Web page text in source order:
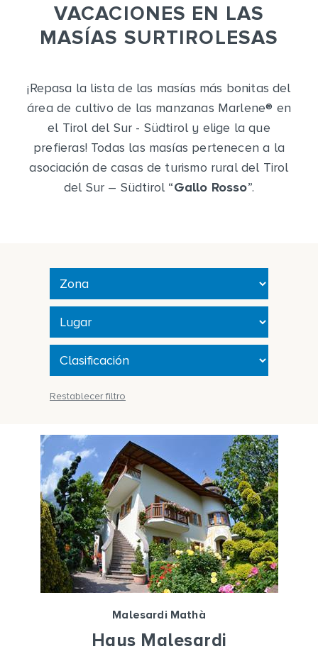
VACACIONES EN LAS
MASÍAS SURTIROLESAS
¡Repasa la lista de las masías más bonitas del
área de cultivo de las manzanas Marlene® en
el Tirol del Sur - Südtirol y elige la que
prefieras! Todas las masías pertenecen a la
asociación de casas de turismo rural del Tirol
del Sur – Südtirol “Gallo Rosso”.
Restablecer filtro
Malesardi Mathà
Haus Malesardi